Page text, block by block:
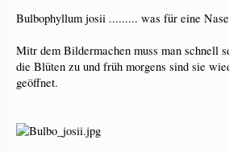
Bulbophyllum josii ......... was für eine
Mitr dem Bildermachen muss man schnell
die Blüten zu und früh morgens sind sie
geöffnet.